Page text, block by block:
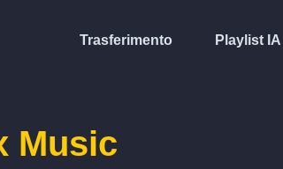
Trasferimento Playlist IA
Music